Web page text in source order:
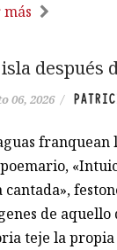
después
06, 2026 /
franquean
cantada»,
de aquello
teje la propia